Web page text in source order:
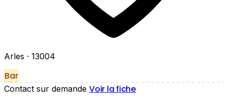
Arles · 13004
Bar
Contact sur demande Voir la fiche